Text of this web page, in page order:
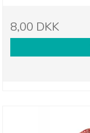
8,00 DKK